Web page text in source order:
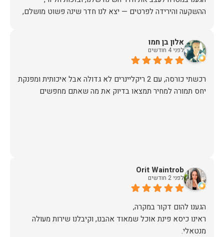
ההשקעה והירידה לפרטים — יצא לנו חדר שינה פשוט מושלם,
אין ספק שעשינו את הבחירה הנכונה. ממליצים מכל הלב לכל מי
אלון בן חמו
לפני 4 חודשים
יחס תמורה למחיר תמצאו בדיוק את מה שאתם מחפשים
Orit Waintrob
לפני 2 חודשים
ראינו כיסא פינת אוכל שמאוד אהבנו, וקיבלנו שירות מעולה